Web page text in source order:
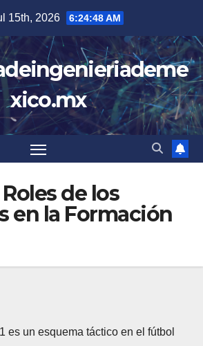
15th, 2026 6:24:49 AM
xico.mx
Roles de los
en la Formación
es un esquema táctico en el fútbol